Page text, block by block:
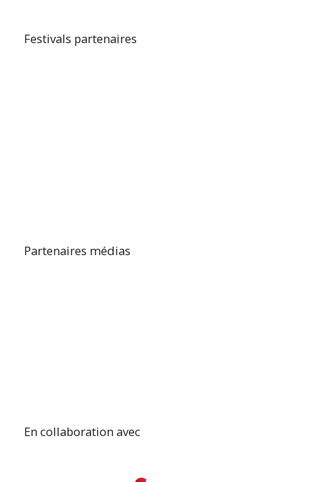
Festivals partenaires
Partenaires médias
En collaboration avec